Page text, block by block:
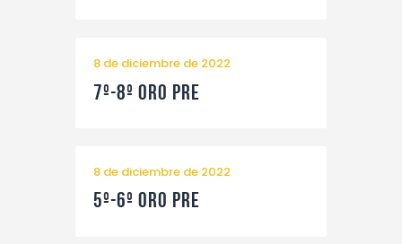
8 de diciembre de 2022
7º-8º Oro Pre
8 de diciembre de 2022
5º-6º Oro Pre